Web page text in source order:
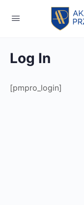
Log In
[pmpro_login]